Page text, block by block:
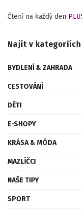
Čtení na každý den
Najít v kategoriích
BYDLENÍ & ZAHRADA
CESTOVÁNÍ
DĚTI
E-SHOPY
KRÁSA & MÓDA
MAZLÍČCI
NAŠE TIPY
SPORT